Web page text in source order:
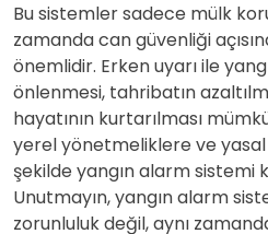
Bu sistemler sadece mülk
zamanda can güvenliği
önemlidir. Erken uyarı ile
önlenmesi, tahribatın
hayatının kurtarılması
yerel yönetmeliklere ve
şekilde yangın alarm sistemi
Unutmayın, yangın alarm
zorunluluk değil, aynı